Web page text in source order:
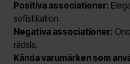
Positiva associationer:
sofistikation.
Negativa associationer:
rädsla.
Kända varumärken som